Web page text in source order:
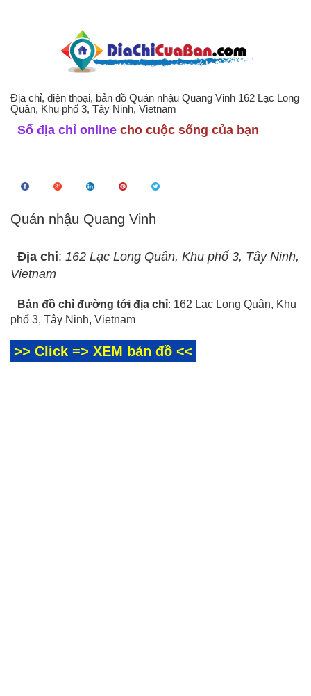
Địa chỉ, điện thoại, bản đồ Quán nhậu Quang Vinh 162 Lạc Long
Quân, Khu phố 3, Tây Ninh, Vietnam
Sổ địa chỉ online cho cuộc sống của bạn
Quán nhậu Quang Vinh
Địa chỉ: 162 Lạc Long Quân, Khu phố 3, Tây Ninh,
Vietnam
Bản đồ chỉ đường tới địa chỉ: 162 Lạc Long Quân, Khu
phố 3, Tây Ninh, Vietnam
>> Click => XEM bản đồ <<